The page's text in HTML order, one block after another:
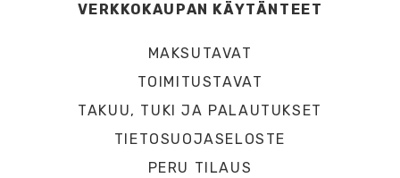
VERKKOKAUPAN KÄYTÄNTEET
MAKSUTAVAT
TOIMITUSTAVAT
TAKUU, TUKI JA PALAUTUKSET
TIETOSUOJASELOSTE
PERU TILAUS